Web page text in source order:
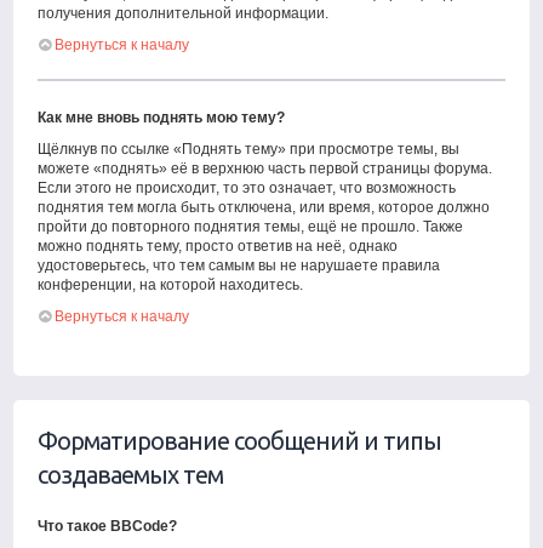
получения дополнительной информации.
Вернуться к началу
Как мне вновь поднять мою тему?
Щёлкнув по ссылке «Поднять тему» при просмотре темы, вы
можете «поднять» её в верхнюю часть первой страницы форума.
Если этого не происходит, то это означает, что возможность
поднятия тем могла быть отключена, или время, которое должно
пройти до повторного поднятия темы, ещё не прошло. Также
можно поднять тему, просто ответив на неё, однако
удостоверьтесь, что тем самым вы не нарушаете правила
конференции, на которой находитесь.
Вернуться к началу
Форматирование сообщений и типы
создаваемых тем
Что такое BBCode?